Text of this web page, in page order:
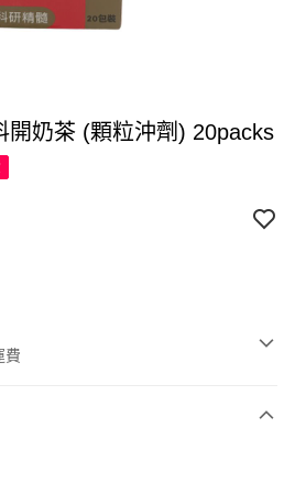
開奶茶 (顆粒沖劑) 20packs
費